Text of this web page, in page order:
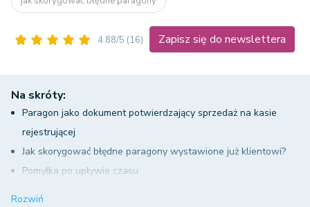
4.88/5 (16) Zapisz się do newslettera
Na skróty:
Paragon jako dokument potwierdzający sprzedaż na kasie
rejestrującej
Jak skorygować błędne paragony wystawione już klientowi?
Pomyłka po upływie czasu
Rozwiń